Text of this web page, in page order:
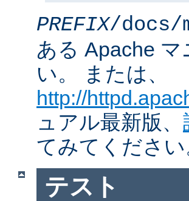
PREFIX/docs/
ある Apache
い。 または、
http://
ュアル最新版、
てみてください
テスト